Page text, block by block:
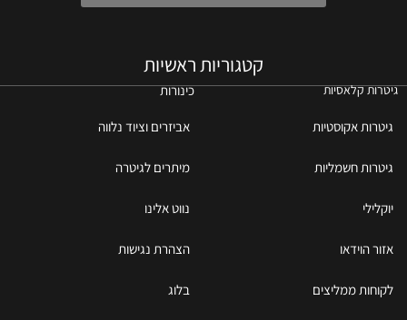
קטגוריות ראשיות
גיטרות קלאסיות כינורות
גיטרות אקוסטיות אביזרים וציוד נלווה
גיטרות חשמליות מיתרים לגיטרה
יוקלילי נווט אלינו
אזור הוידאו הצהרת נגישות
לקוחות ממליצים בלוג